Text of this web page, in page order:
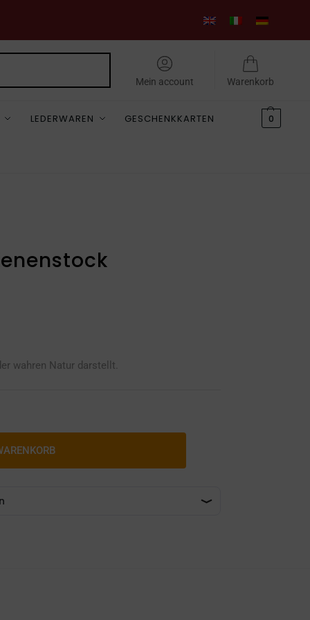
Mein account Warenkorb
LEDERWAREN GESCHENKKARTEN 0
wahren Natur darstellt.